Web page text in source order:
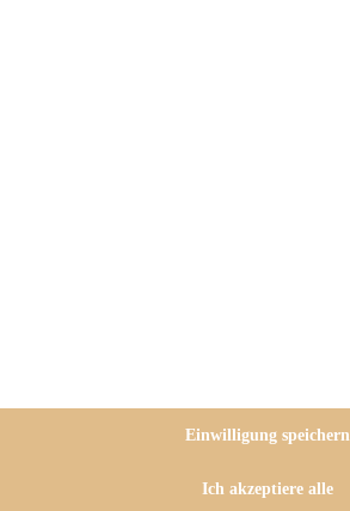
wunderbares Dessert von mir!
Backüberraschung” mit Marc
in diesem Monat das Thema
als sich ein köstliches
Einwilligung speichern
Ich akzeptiere alle